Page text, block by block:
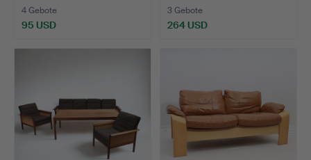
4 Gebote
95 USD
3 Gebote
264 USD